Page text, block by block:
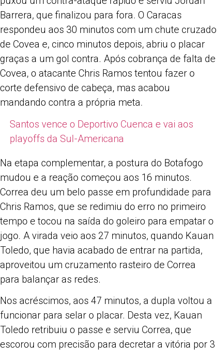
Barrera, que finalizou para fora. O Caracas
respondeu aos 30 minutos com um chute cruzado
de Covea e, cinco minutos depois, abriu o placar
graças a um gol contra. Após cobrança de falta de
Covea, o atacante Chris Ramos tentou fazer o
corte defensivo de cabeça, mas acabou
mandando contra a própria meta.
Santos vence o Deportivo Cuenca e vai aos
playoffs da Sul-Americana
Na etapa complementar, a postura do Botafogo
mudou e a reação começou aos 16 minutos.
Correa deu um belo passe em profundidade para
Chris Ramos, que se redimiu do erro no primeiro
tempo e tocou na saída do goleiro para empatar o
jogo. A virada veio aos 27 minutos, quando Kauan
Toledo, que havia acabado de entrar na partida,
aproveitou um cruzamento rasteiro de Correa
para balançar as redes.
Nos acréscimos, aos 47 minutos, a dupla voltou a
funcionar para selar o placar. Desta vez, Kauan
Toledo retribuiu o passe e serviu Correa, que
escorou com precisão para decretar a vitória por 3